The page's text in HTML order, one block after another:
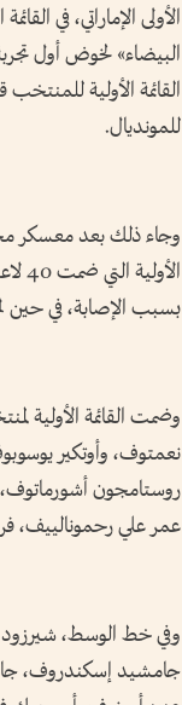
القائمة الأولية
للمونديال.
وجاء ذلك بعد معسكر
بسبب الإصابة، في حين
وضمت القائمة الأولية
نعمتوف، وأوتكير
روستامجون
عمر علي رحمونالييف،
وفي خط الوسط،
جامشيد إسكندروف،